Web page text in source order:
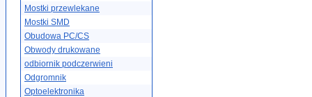
Mostki przewlekane
Mostki SMD
Obudowa PC/CS
Obwody drukowane
odbiornik podczerwieni
Odgromnik
Optoelektronika